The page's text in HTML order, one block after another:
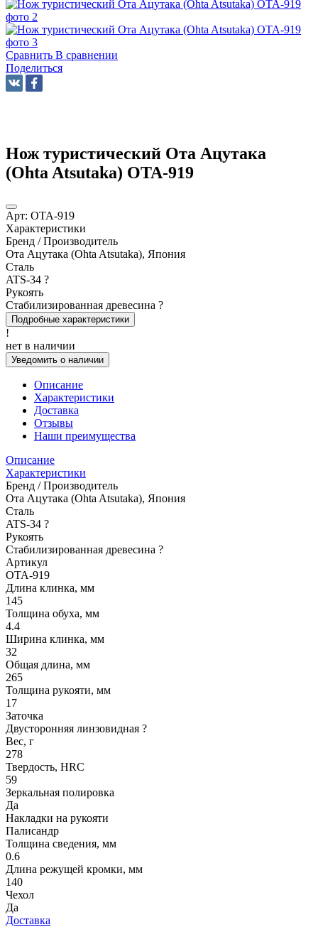
Сравнить В сравнении
Поделиться
Нож туристический Ота Ацутака
(Ohta Atsutaka) OTA-919
Арт: OTA-919
Характеристики
Бренд / Производитель
Ота Ацутака (Ohta Atsutaka), Япония
Сталь
ATS-34 ?
Рукоять
Стабилизированная древесина ?
Подробные характеристики
!
нет в наличии
Уведомить о наличии
Описание
Характеристики
Доставка
Отзывы
Наши преимущества
Описание
Характеристики
Бренд / Производитель
Ота Ацутака (Ohta Atsutaka), Япония
Сталь
ATS-34 ?
Рукоять
Стабилизированная древесина ?
Артикул
OTA-919
Длина клинка, мм
145
Толщина обуха, мм
4.4
Ширина клинка, мм
32
Общая длина, мм
265
Толщина рукояти, мм
17
Заточка
Двусторонняя линзовидная ?
Вес, г
278
Твердость, HRC
59
Зеркальная полировка
Да
Накладки на рукояти
Палисандр
Толщина сведения, мм
0.6
Длина режущей кромки, мм
140
Чехол
Да
Доставка